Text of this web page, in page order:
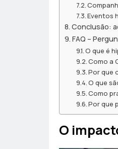
Eventos
Conclusão:
FAQ –
O que é
Como a
Por que
O que
Como
Por que
O